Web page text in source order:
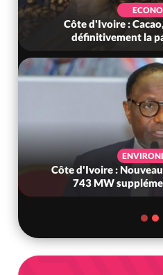
Côte d'Ivoire :
définitivement la
Côte d'Ivoire :
743 MW